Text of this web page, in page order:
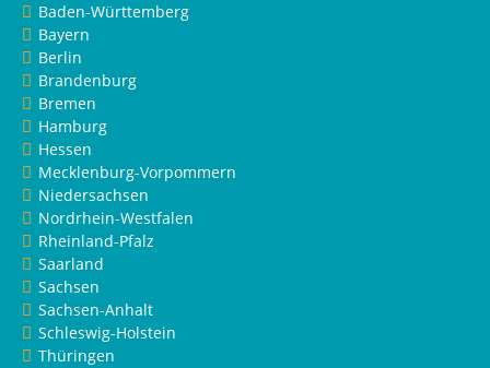
Baden-Württemberg
Bayern
Berlin
Brandenburg
Bremen
Hamburg
Hessen
Mecklenburg-Vorpommern
Niedersachsen
Nordrhein-Westfalen
Rheinland-Pfalz
Saarland
Sachsen
Sachsen-Anhalt
Schleswig-Holstein
Thüringen